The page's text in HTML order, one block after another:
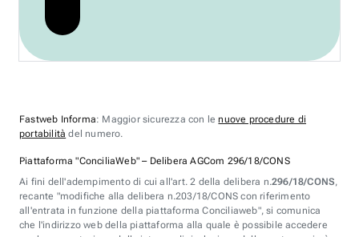
Fastweb Informa: Maggior sicurezza con lenuove procedure di
portabilità del numero.
Piattaforma "ConciliaWeb" – Delibera AGCom 296/18/CONS
Ai fini dell'adempimento di cui all'art. 2 della delibera n.296/18/CONS,
recante "modifiche alla delibera n.203/18/CONS con riferimento
all'entrata in funzione della piattaforma Conciliaweb", si comunica
che l'indirizzo web della piattaforma alla quale è possibile accedere